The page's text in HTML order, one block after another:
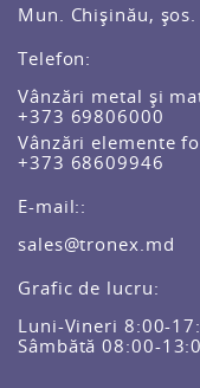
Mun. Chișinău, șos.
Telefon:
Vânzări metal și
+373 69806000
Vânzări elemente
+373 68609946
E-mail::
sales@tronex.md
Grafic de lucru:
Luni-Vineri 8:00-
Sâmbătă 08:00-